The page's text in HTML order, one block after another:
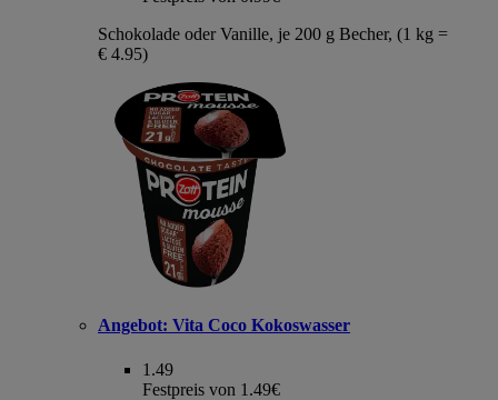
Schokolade oder Vanille, je 200 g Becher, (1 kg =
€ 4.95)
Angebot: Vita Coco Kokoswasser
1.49
Festpreis von 1.49€